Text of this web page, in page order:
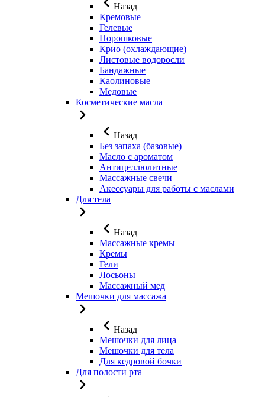
Назад
Кремовые
Гелевые
Порошковые
Крио (охлаждающие)
Листовые водоросли
Бандажные
Каолиновые
Медовые
Косметические масла
Назад
Без запаха (базовые)
Масло с ароматом
Антицеллюлитные
Массажные свечи
Акессуары для работы с маслами
Для тела
Назад
Массажные кремы
Кремы
Гели
Лосьоны
Массажный мед
Мешочки для массажа
Назад
Мешочки для лица
Мешочки для тела
Для кедровой бочки
Для полости рта